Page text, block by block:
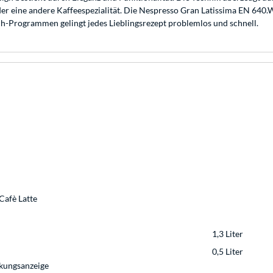
eine andere Kaffeespezialität. Die Nespresso Gran Latissima EN
gelingt jedes Lieblingsrezept problemlos und schnell.
Latte
1,3 Liter
0,5 Liter